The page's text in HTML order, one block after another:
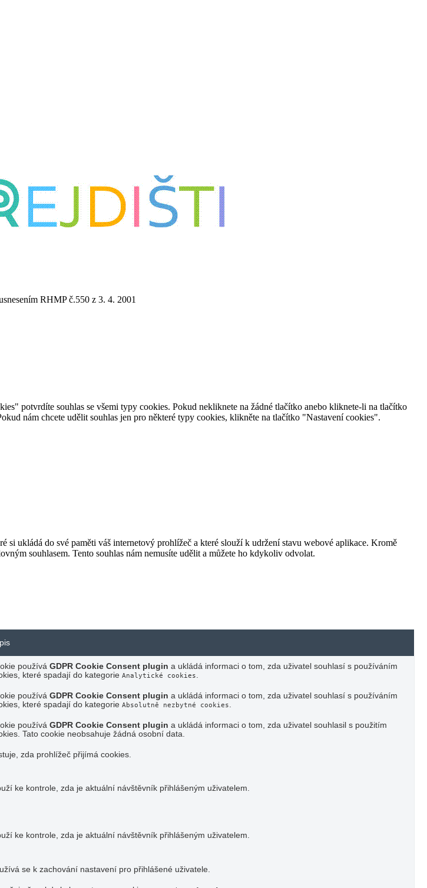
RHMP č.550 z 3. 4. 2001
potvrdíte souhlas se všemi typy cookies. Pokud nekliknete na žádné tlačítko anebo kliknete-li na tlačítko
nám chcete udělit souhlas jen pro některé typy cookies, klikněte na tlačítko "Nastavení cookies".
ukládá do své paměti váš internetový prohlížeč a které slouží k udržení stavu webové aplikace. Kromě
souhlasem. Tento souhlas nám nemusíte udělit a můžete ho kdykoliv odvolat.
používá GDPR Cookie Consent plugin a ukládá informaci o tom, zda uživatel souhlasí s používáním
které spadají do kategorie Analytické cookies
používá GDPR Cookie Consent plugin a ukládá informaci o tom, zda uživatel souhlasí s používáním
které spadají do kategorie Absolutně nezbytné cookies
používá GDPR Cookie Consent plugin a ukládá informaci o tom, zda uživatel souhlasil s použitím
Tato cookie neobsahuje žádná osobní data.
zda prohlížeč přijímá cookies.
ke kontrole, zda je aktuální návštěvník přihlášeným uživatelem.
ke kontrole, zda je aktuální návštěvník přihlášeným uživatelem.
se k zachování nastavení pro přihlášené uživatele.